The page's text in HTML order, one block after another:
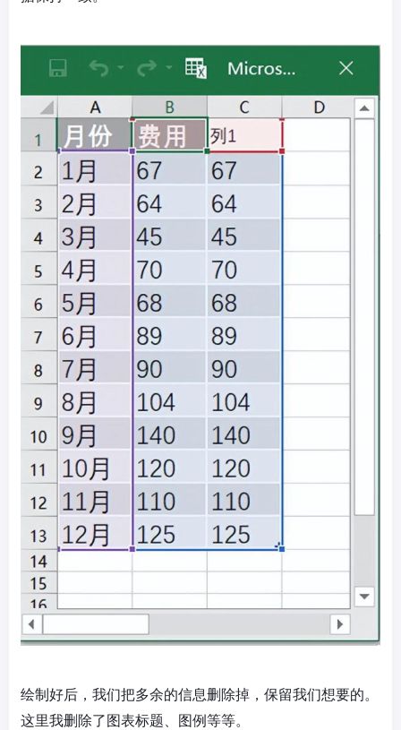
绘制好后，我们把多余的信息删除掉，保留我们想要的。
这里我删除了图表标题、图例等等。